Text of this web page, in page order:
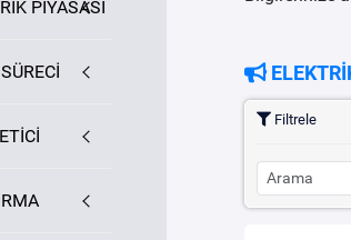
PİYASASI
SÜRECİ
Filtrele